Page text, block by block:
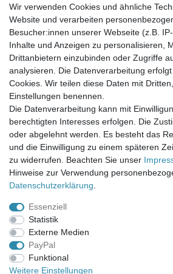
Newsletter-Anmeldung
FAQ / Fragen
Mein Warenkorb
Mein Merkzettel
Mein Konto
UNSER LADENGESCHÄFT
Gottlieb-Daimler-Str. 10
33334 Gütersloh
ÖFFNUNGSZEITEN
Montag - Dienstag: 8.00 - 18.00 Uhr,
Donnerstag: 8.00 - 18.00 Uhr, Freitag
KUNDENSERVICE
Telefon: (05241) 403 22 38
E-Mail: info@stoffamstueck.de
Wir verwenden Cookies und ähnliche
Website und verarbeiten
Besucher:innen unserer Webseite (z.B.
Inhalte und Anzeigen zu personalisieren,
Drittanbietern einzubinden oder Zugriffe
analysieren. Die Datenverarbeitung
Cookies. Wir teilen diese Daten mit
Einstellungen benennen.
Die Datenverarbeitung kann mit
berechtigten Interesses erfolgen. Die
oder abgelehnt werden. Es besteht das
und die Einwilligung zu einem späteren
zu widerrufen. Beachten Sie unser
Hinweise zur Verwendung
Daten­schutz­erklärung
Essenziell
Statistik
Externe Medien
PayPal
Funktional
Weitere Einstellungen